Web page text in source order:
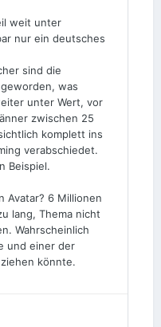
weit unter
nur ein deutsches
sind die
was
unter Wert, vor
zwischen 25
komplett ins
verabschiedet.
Beispiel.
Avatar? 6 Millionen
lang, Thema nicht
Wahrscheinlich
und einer der
könnte.